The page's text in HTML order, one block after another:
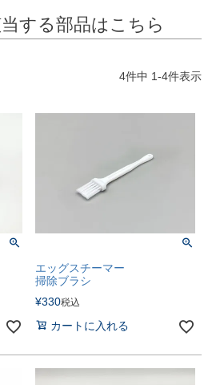
する部品はこちら
4件中 1-4件表示
エッグスチーマー
掃除ブラシ
¥330税込
カートに入れる